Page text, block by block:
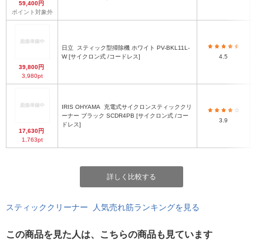
59,400円
ポイント対象外
39,800円
3,980pt
日立
W [サイクロン式 /コードレス]
4.5
17,630円
1,763pt
IRIS OHYAMA
ーナー ブラック SCDR4PB [サイクロン式 /コー
ドレス]
3.9
詳しく比較する
スティッククリーナー 人気売れ筋ランキングを見る
この商品を見た人は、こちらの商品も見ています